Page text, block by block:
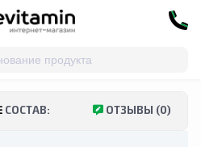
и минералы
СОСТАВ: ОТЗЫВЫ (0)